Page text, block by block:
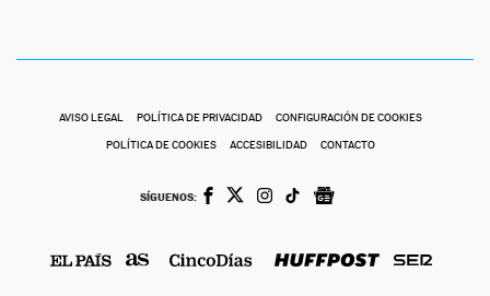
AVISO LEGAL POLÍTICA DE PRIVACIDAD CONFIGURACIÓN DE COOKIES
POLÍTICA DE COOKIES ACCESIBILIDAD CONTACTO
SÍGUENOS: